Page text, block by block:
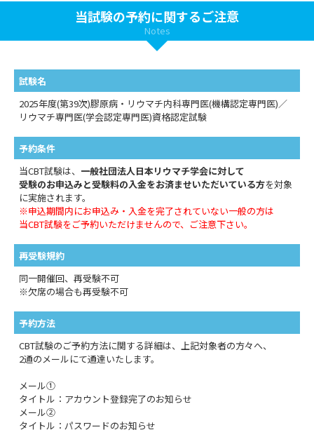
当試験の予約に関するご注意
Notes
試験名
2025年度(第39次)膠原病・リウマチ内科専門医(機構認定専門医)／
リウマチ専門医(学会認定専門医)資格認定試験
予約条件
当CBT試験は、 一般社団法人日本リウマチ学会に対して
受験のお申込みと受験料の入金をお済ませいただいている方を対象
に実施されます。
※申込期間内にお申込み・入金を完了されていない一般の方は
当CBT試験をご予約いただけませんので、ご注意下さい。
再受験規約
同一開催回、再受験不可
※欠席の場合も再受験不可
予約方法
CBT試験のご予約方法に関する詳細は、上記対象者の方々へ、
2通のメールにて通達いたします。
メール①
タイトル：アカウント登録完了のお知らせ
メール②
タイトル：パスワードのお知らせ